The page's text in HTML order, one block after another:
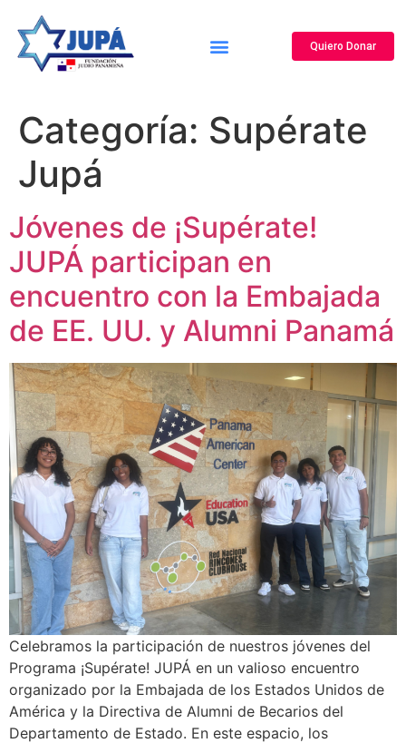
Quiero Donar
Categoría: Supérate
Jupá
Jóvenes de ¡Supérate!
JUPÁ participan en
encuentro con la Embajada
de EE. UU. y Alumni Panamá
Celebramos la participación de nuestros jóvenes del
Programa ¡Supérate! JUPÁ en un valioso encuentro
organizado por la Embajada de los Estados Unidos de
América y la Directiva de Alumni de Becarios del
Departamento de Estado. En este espacio, los